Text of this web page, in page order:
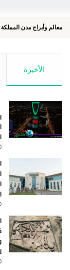
مدن المملكة تتوشّح بأعلام
الأخيرة